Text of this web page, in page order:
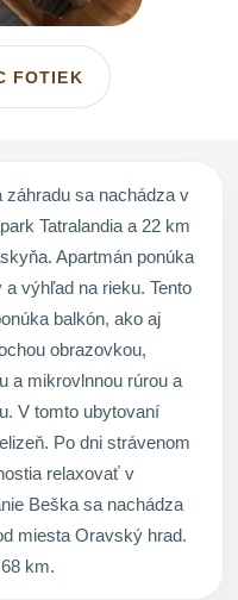
FOTIEK
sa nachádza v
Tatralandia a 22 km
Apartmán ponúka
výhľad na rieku. Tento
balkón, ako aj
obrazovkou,
a mikrovlnnou rúrou a
V tomto ubytovaní
Po dni strávenom
relaxovať v
Beška sa nachádza
miesta Oravský hrad.
km.